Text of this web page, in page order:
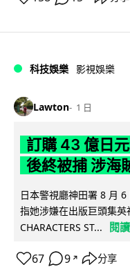
科技娛樂 影視娛樂
Lawton 1 日
訂購 43 億日
後終被捕 涉海
日本警視廳神田署 8 月
指她涉嫌在出版巨頭集英
CHARACTERS ST...
閱
67 9 ↗ 分享